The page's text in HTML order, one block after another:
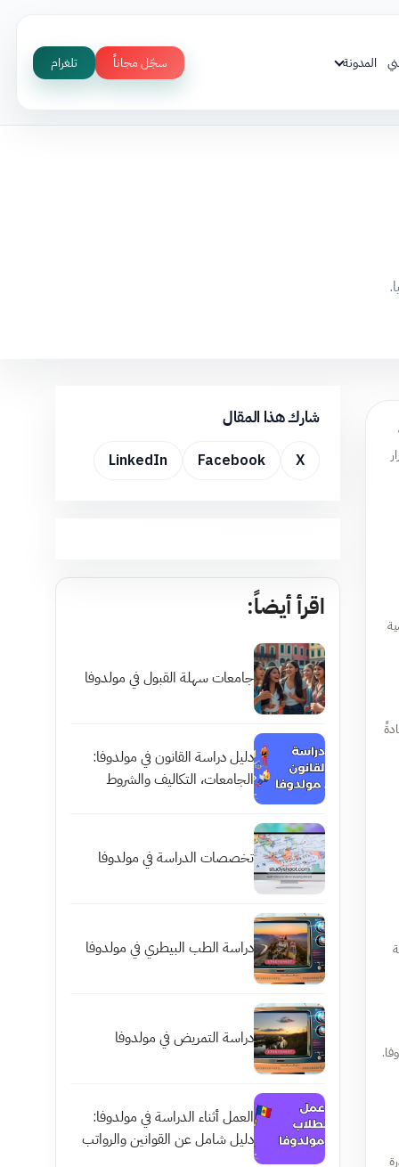
المدونة سجّل مجاناً تلغرام
شارك هذا المقال
X
Facebook
LinkedIn
اقرأ أيضاً:
جامعات سهلة القبول في مولدوفا
دليل دراسة القانون في مولدوفا:
الجامعات، التكاليف والشروط
تخصصات الدراسة في مولدوفا
دراسة الطب البيطري في مولدوفا
دراسة التمريض في مولدوفا
العمل أثناء الدراسة في مولدوفا:
دليل شامل عن القوانين والرواتب